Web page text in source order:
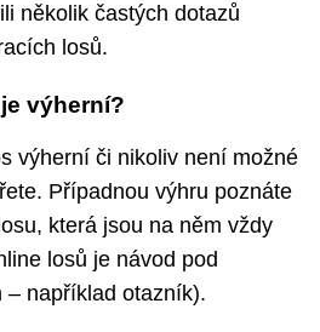
několik častých dotazů
losů.
výherní?
výherní či nikoliv není možné
Případnou výhru poznáte
která jsou na něm vždy
losů je návod pod
– například otazník).